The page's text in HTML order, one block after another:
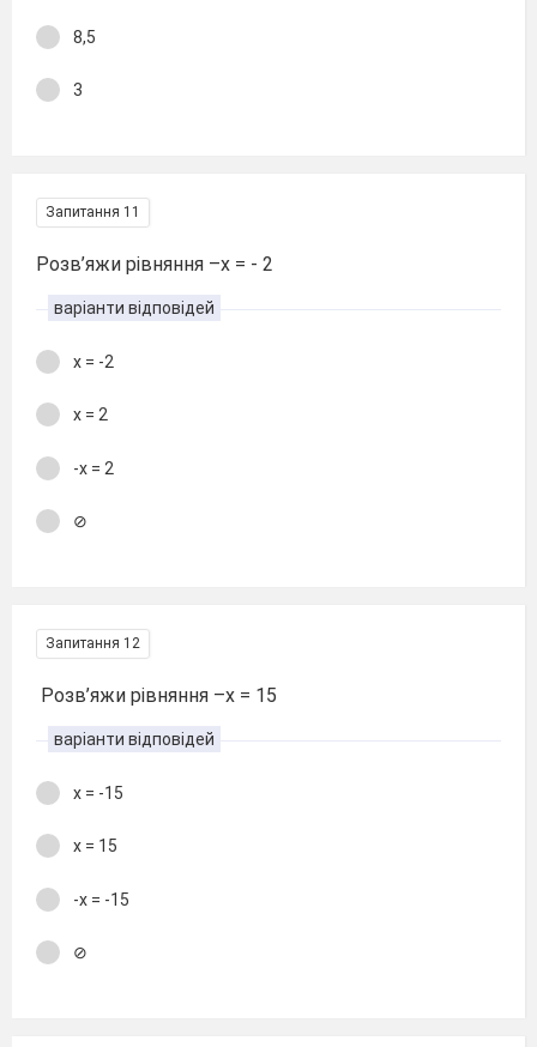
8,5
3
Запитання 11
Розв’яжи рівняння –х = - 2
варіанти відповідей
х = -2
х = 2
-х = 2
⊘
Запитання 12
Розв’яжи рівняння –х = 15
варіанти відповідей
х = -15
х = 15
-х = -15
⊘